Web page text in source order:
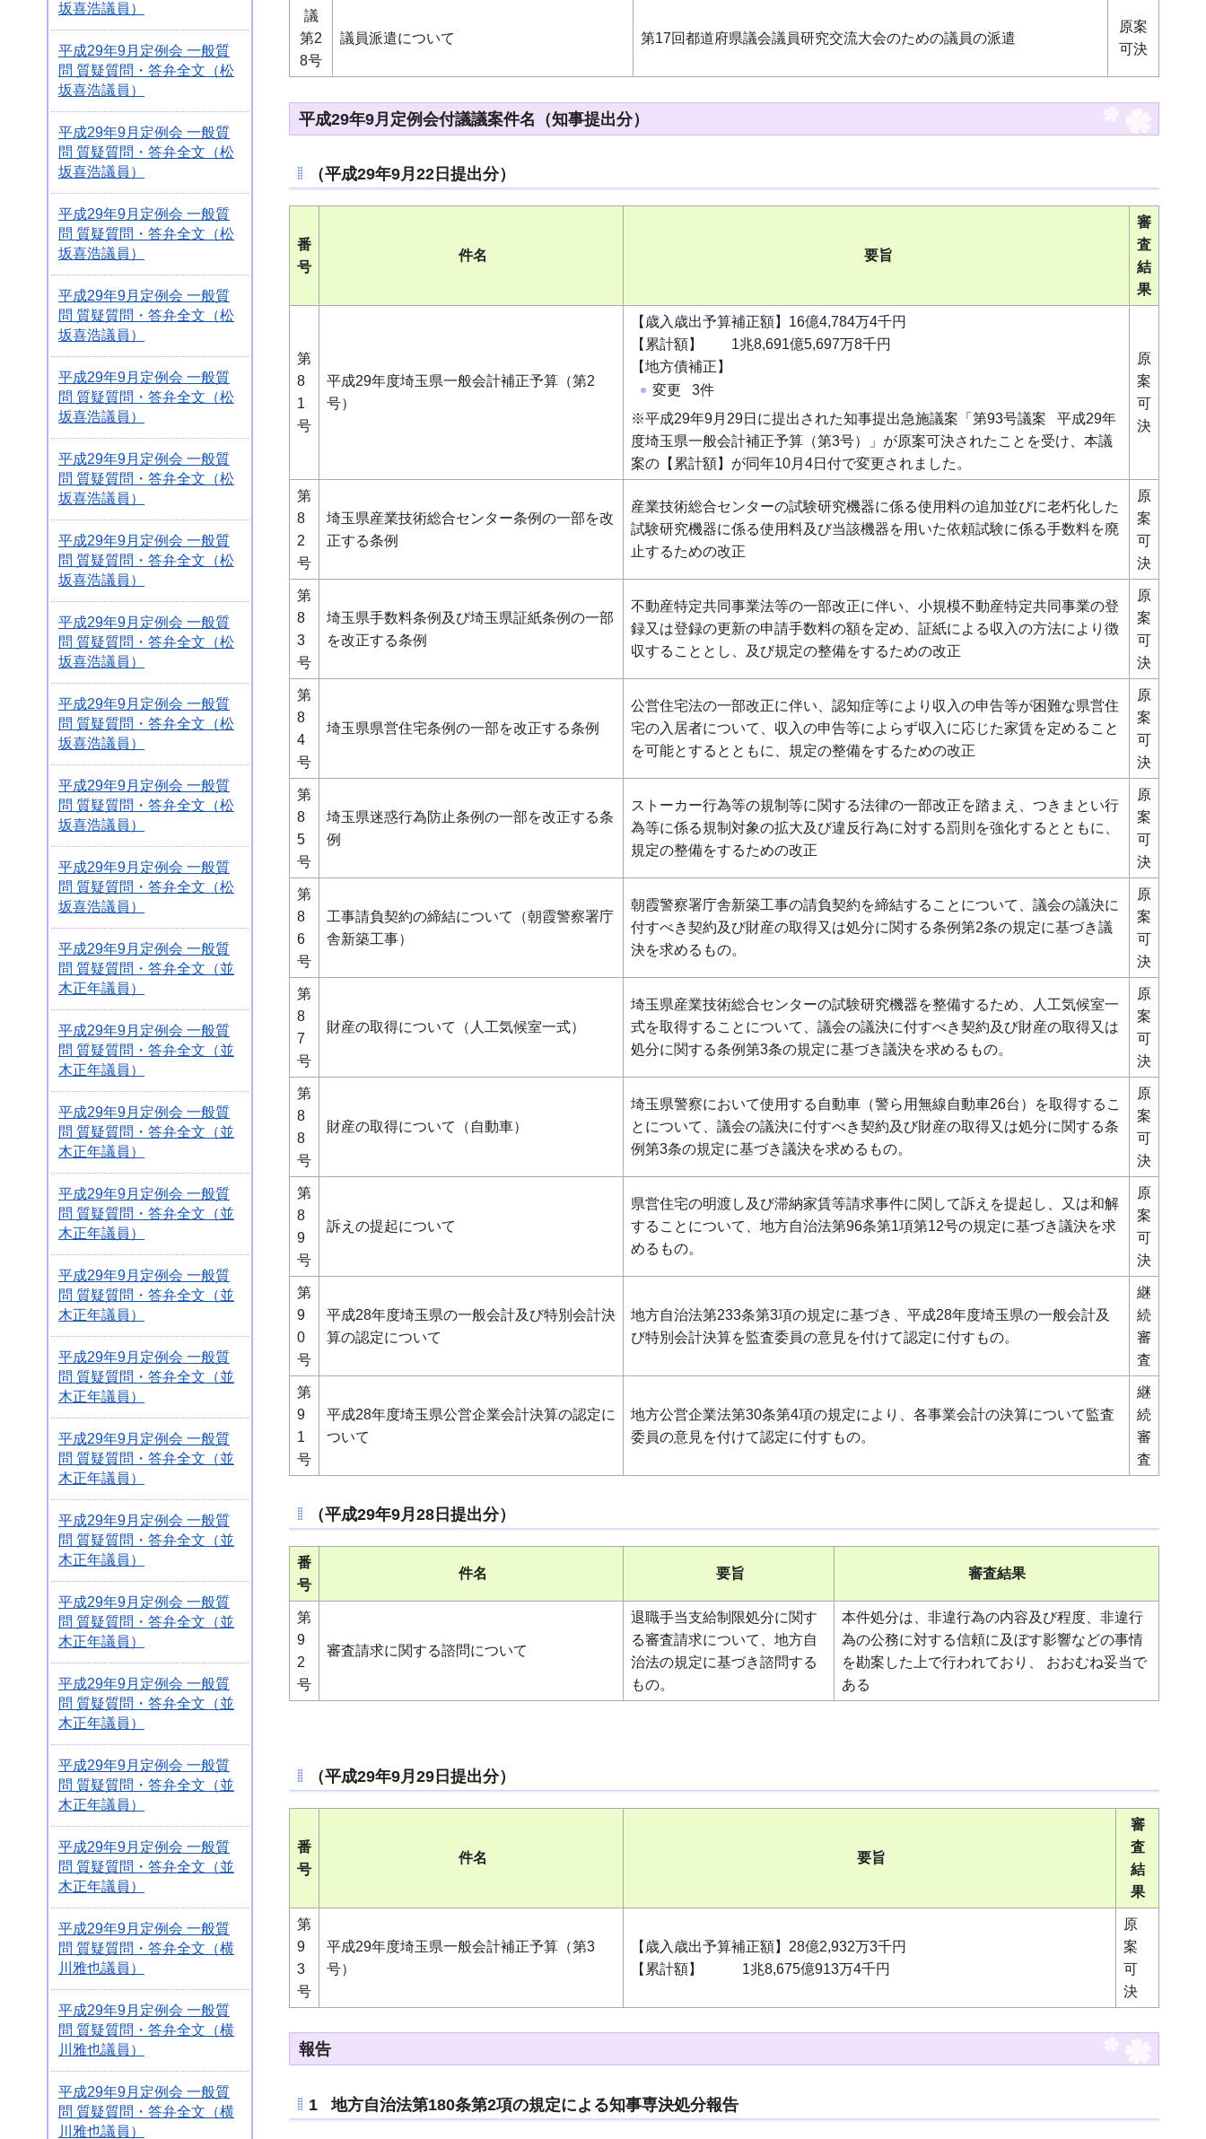
坂喜浩議員）
平成29年9月定例会 一般質
問 質疑質問・答弁全文（松
坂喜浩議員）
平成29年9月定例会 一般質
問 質疑質問・答弁全文（松
坂喜浩議員）
平成29年9月定例会 一般質
問 質疑質問・答弁全文（松
坂喜浩議員）
平成29年9月定例会 一般質
問 質疑質問・答弁全文（松
坂喜浩議員）
平成29年9月定例会 一般質
問 質疑質問・答弁全文（松
坂喜浩議員）
平成29年9月定例会 一般質
問 質疑質問・答弁全文（松
坂喜浩議員）
平成29年9月定例会 一般質
問 質疑質問・答弁全文（松
坂喜浩議員）
平成29年9月定例会 一般質
問 質疑質問・答弁全文（松
坂喜浩議員）
平成29年9月定例会 一般質
問 質疑質問・答弁全文（松
坂喜浩議員）
平成29年9月定例会 一般質
問 質疑質問・答弁全文（松
坂喜浩議員）
平成29年9月定例会 一般質
問 質疑質問・答弁全文（松
坂喜浩議員）
平成29年9月定例会 一般質
問 質疑質問・答弁全文（並
木正年議員）
平成29年9月定例会 一般質
問 質疑質問・答弁全文（並
木正年議員）
平成29年9月定例会 一般質
問 質疑質問・答弁全文（並
木正年議員）
平成29年9月定例会 一般質
問 質疑質問・答弁全文（並
木正年議員）
平成29年9月定例会 一般質
問 質疑質問・答弁全文（並
木正年議員）
平成29年9月定例会 一般質
問 質疑質問・答弁全文（並
木正年議員）
平成29年9月定例会 一般質
問 質疑質問・答弁全文（並
木正年議員）
平成29年9月定例会 一般質
問 質疑質問・答弁全文（並
木正年議員）
平成29年9月定例会 一般質
問 質疑質問・答弁全文（並
木正年議員）
平成29年9月定例会 一般質
問 質疑質問・答弁全文（並
木正年議員）
平成29年9月定例会 一般質
問 質疑質問・答弁全文（並
木正年議員）
平成29年9月定例会 一般質
問 質疑質問・答弁全文（並
木正年議員）
平成29年9月定例会 一般質
問 質疑質問・答弁全文（横
川雅也議員）
平成29年9月定例会 一般質
問 質疑質問・答弁全文（横
川雅也議員）
平成29年9月定例会 一般質
問 質疑質問・答弁全文（横
川雅也議員）
議
第2
8号
議員派遣について 第17回都道府県議会議員研究交流大会のための議員の派遣
原案
可決
平成29年9月定例会付議議案件名（知事提出分）
（平成29年9月22日提出分）
番
号
件名 要旨
審
査
結
果
第
8
1
号
平成29年度埼玉県一般会計補正予算（第2
号）
【歳入歳出予算補正額】16億4,784万4千円
【累計額】 1兆8,691億5,697万8千円
【地方債補正】
変更 3件
※平成29年9月29日に提出された知事提出急施議案「第93号議案 平成29年
度埼玉県一般会計補正予算（第3号）」が原案可決されたことを受け、本議
案の【累計額】が同年10月4日付で変更されました。
原
案
可
決
第
8
2
号
埼玉県産業技術総合センター条例の一部を改
正する条例
産業技術総合センターの試験研究機器に係る使用料の追加並びに老朽化した
試験研究機器に係る使用料及び当該機器を用いた依頼試験に係る手数料を廃
止するための改正
原
案
可
決
第
8
3
号
埼玉県手数料条例及び埼玉県証紙条例の一部
を改正する条例
不動産特定共同事業法等の一部改正に伴い、小規模不動産特定共同事業の登
録又は登録の更新の申請手数料の額を定め、証紙による収入の方法により徴
収することとし、及び規定の整備をするための改正
原
案
可
決
第
8
4
号
埼玉県県営住宅条例の一部を改正する条例
公営住宅法の一部改正に伴い、認知症等により収入の申告等が困難な県営住
宅の入居者について、収入の申告等によらず収入に応じた家賃を定めること
を可能とするとともに、規定の整備をするための改正
原
案
可
決
第
8
5
号
埼玉県迷惑行為防止条例の一部を改正する条
例
ストーカー行為等の規制等に関する法律の一部改正を踏まえ、つきまとい行
為等に係る規制対象の拡大及び違反行為に対する罰則を強化するとともに、
規定の整備をするための改正
原
案
可
決
第
8
6
号
工事請負契約の締結について（朝霞警察署庁
舎新築工事）
朝霞警察署庁舎新築工事の請負契約を締結することについて、議会の議決に
付すべき契約及び財産の取得又は処分に関する条例第2条の規定に基づき議
決を求めるもの。
原
案
可
決
第
8
7
号
財産の取得について（人工気候室一式）
埼玉県産業技術総合センターの試験研究機器を整備するため、人工気候室一
式を取得することについて、議会の議決に付すべき契約及び財産の取得又は
処分に関する条例第3条の規定に基づき議決を求めるもの。
原
案
可
決
第
8
8
号
財産の取得について（自動車）
埼玉県警察において使用する自動車（警ら用無線自動車26台）を取得するこ
とについて、議会の議決に付すべき契約及び財産の取得又は処分に関する条
例第3条の規定に基づき議決を求めるもの。
原
案
可
決
第
8
9
号
訴えの提起について
県営住宅の明渡し及び滞納家賃等請求事件に関して訴えを提起し、又は和解
することについて、地方自治法第96条第1項第12号の規定に基づき議決を求
めるもの。
原
案
可
決
第
9
0
号
平成28年度埼玉県の一般会計及び特別会計決
算の認定について
地方自治法第233条第3項の規定に基づき、平成28年度埼玉県の一般会計及
び特別会計決算を監査委員の意見を付けて認定に付すもの。
継
続
審
査
第
9
1
号
平成28年度埼玉県公営企業会計決算の認定に
ついて
地方公営企業法第30条第4項の規定により、各事業会計の決算について監査
委員の意見を付けて認定に付すもの。
継
続
審
査
（平成29年9月28日提出分）
番
号
件名 要旨 審査結果
第
9
2
号
審査請求に関する諮問について
退職手当支給制限処分に関す
る審査請求について、地方自
治法の規定に基づき諮問する
もの。
本件処分は、非違行為の内容及び程度、非違行
為の公務に対する信頼に及ぼす影響などの事情
を勘案した上で行われており、 おおむね妥当で
ある
（平成29年9月29日提出分）
番
号
件名 要旨
審
査
結
果
第
9
3
号
平成29年度埼玉県一般会計補正予算（第3
号）
【歳入歳出予算補正額】28億2,932万3千円
【累計額】 1兆8,675億913万4千円
原
案
可
決
報告
1 地方自治法第180条第2項の規定による知事専決処分報告